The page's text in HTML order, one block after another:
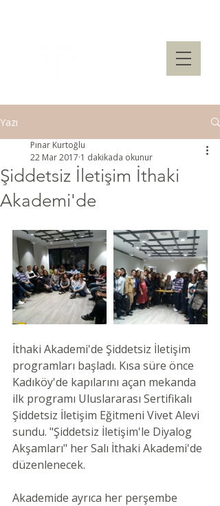
Yazı
Şiddetsiz İletişim İthaki
Akademi'de
Pınar Kurtoğlu
22 Mar 2017 1 dakikada okunur
İthaki Akademi'de Şiddetsiz İletişim
programları başladı. Kısa süre önce
Kadıköy'de kapılarını açan mekanda
ilk programı Uluslararası Sertifikalı
Şiddetsiz İletişim Eğitmeni Vivet Alevi
sundu. "Şiddetsiz İletişim'le Diyalog
Akşamları" her Salı İthaki Akademi'de
düzenlenecek.
Akademide ayrıca her perşembe